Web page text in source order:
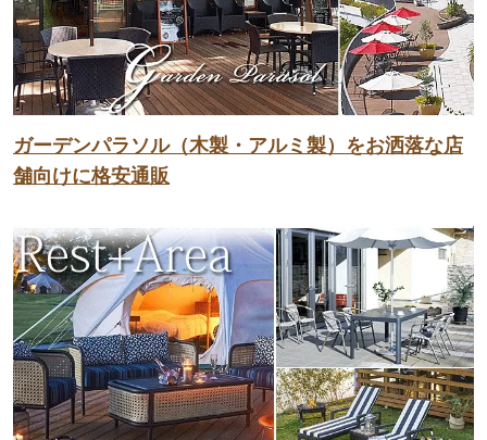
ガーデンパラソル（木製・アルミ製）をお洒落な店
舗向けに格安通販